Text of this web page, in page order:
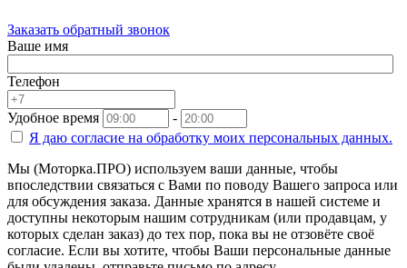
Заказать обратный звонок
Ваше имя
Телефон
Удобное время
-
Я даю согласие на обработку моих персональных данных.
Мы (Моторка.ПРО) используем ваши данные, чтобы
впоследствии связаться с Вами по поводу Вашего запроса или
для обсуждения заказа. Данные хранятся в нашей системе и
доступны некоторым нашим сотрудникам (или продавцам, у
которых сделан заказ) до тех пор, пока вы не отзовёте своё
согласие. Если вы хотите, чтобы Ваши персональные данные